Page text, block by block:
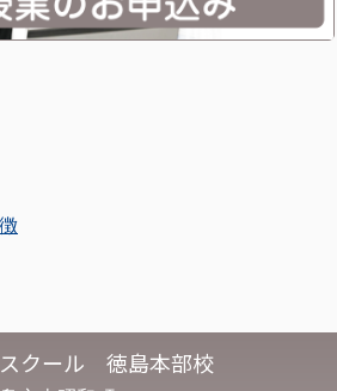
スクール 徳島本部校